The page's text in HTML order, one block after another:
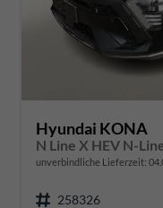
Hyundai KONA
N Line X HEV N-
unverbindliche Lieferzeit:
258326